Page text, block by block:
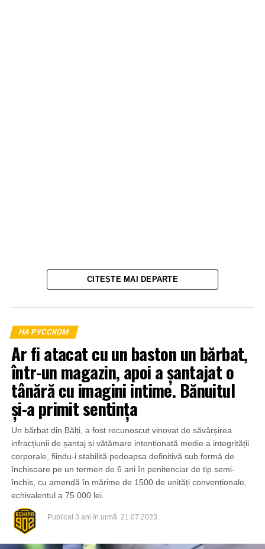
CITEȘTE MAI DEPARTE
НА РУССКОМ
Ar fi atacat cu un baston un bărbat,
într-un magazin, apoi a șantajat o
tânără cu imagini intime. Bănuitul
și-a primit sentința
Un bărbat din Bălți, a fost recunoscut vinovat de săvârșirea
infracțiunii de șantaj și vătămare intenționată medie a integrității
corporale, fiindu-i stabilită pedeapsa definitivă sub formă de
închisoare pe un termen de 6 ani în penitenciar de tip semi-
închis, cu amendă în mărime de 1500 de unități convenționale,
echivalentul a 75 000 lei.
Publicat 3 ani în urmă 21.07.2023